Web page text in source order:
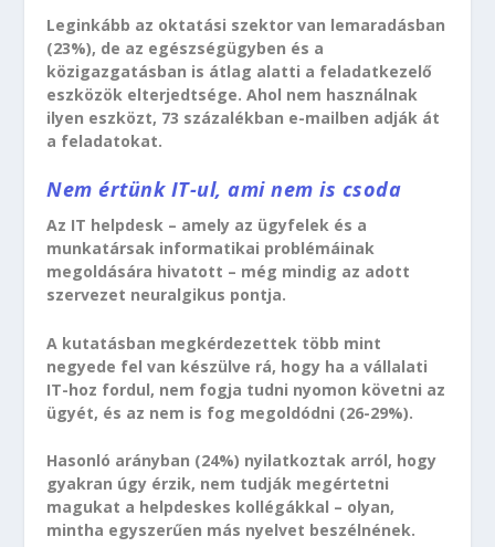
Leginkább az oktatási szektor van lemaradásban
(23%), de az egészségügyben és a
közigazgatásban is átlag alatti a feladatkezelő
eszközök elterjedtsége. Ahol nem használnak
ilyen eszközt, 73 százalékban e-mailben adják át
a feladatokat.
Nem értünk IT-ul, ami nem is csoda
Az IT helpdesk – amely az ügyfelek és a
munkatársak informatikai problémáinak
megoldására hivatott – még mindig az adott
szervezet neuralgikus pontja.
A kutatásban megkérdezettek több mint
negyede fel van készülve rá, hogy ha a vállalati
IT-hoz fordul, nem fogja tudni nyomon követni az
ügyét, és az nem is fog megoldódni (26-29%).
Hasonló arányban (24%) nyilatkoztak arról, hogy
gyakran úgy érzik, nem tudják megértetni
magukat a helpdeskes kollégákkal – olyan,
mintha egyszerűen más nyelvet beszélnének.